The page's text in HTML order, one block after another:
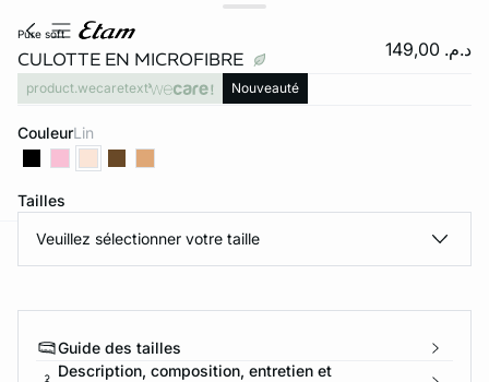
pure soft
CULOTTE EN MICROFIBRE د.م. 149,00
product.wecaretext Nouveauté
Couleur lin
Tailles
Veuillez sélectionner votre taille
Guide des tailles
Description, composition, entretien et